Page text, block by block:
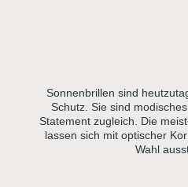
Sonnenbrillen sind
Schutz. Sie sind
Statement zugleich. Die
lassen sich mit optischer
Wahl